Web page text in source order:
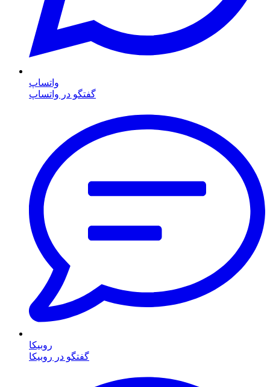
واتساپ
گفتگو در واتساپ
روبیکا
گفتگو در روبیکا